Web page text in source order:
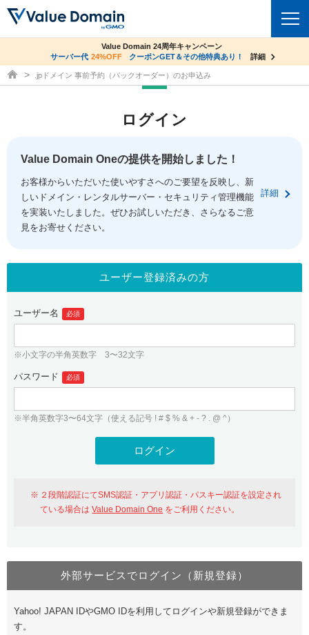
ドメイントップ
ドメイン移管
ドメイン価格一覧
ドメイン一括検索
.jpドメインオークション
gTLDオークション NEW!
.jpドメインバックオーダー
プレミアムドメイン
人気ドメインの種類
WHOIS検索
コアサーバー
バリューサーバー
XREA
セキュリティトップ
Value Domain ネットde診断
SSL証明書
サービストップ
お得意様割引
紹介制度
バリュードメインAPI
ドメイン・ホスティングOEM
facebook
ログイン
従来のバリュードメインをご利用希望の方
Value Domainにログイン
おすすめ One レンタルサーバーを含む最新の機能を使う方
Value Domain Oneにログイン
ユーザー登録
Value Domain Oneアカウント作成
co.jpドメイン✕コアサーバーV2ビジネス応援キャンペーン
サーバー料金1年間無料
詳細
Value Domain 24周年キャンペーン
サーバー代 24%OFF クーポンGET＆その他特典あり！ 詳細
ドメイン取得ならバリュードメイン
.jpドメイン 事前予約（バックオーダー）のお申込み
ログイン
Value Domain Oneの提供を開始しました！
お客様からいただいた使いやすさへのご要望を反映し、新
しいドメイン・レンタルサーバー・セキュリティ管理機能
を実装いたしました。ぜひお試しいただき、さらなるご意
見をお寄せください。
詳細
ユーザー登録済みの方
ユーザー名 必須
※小文字の半角英数字 3〜32文字
パスワード 必須
※半角英数字3〜64文字（使える記号 ! # $ % & + - ? . @ ^）
２段階認証にてSMS認証・アプリ認証・パスキー認証を設定され
ている場合はValue Domain One をご利用ください。
外部サービスでログイン（新規登録）
Yahoo! JAPAN IDやGMO IDを利用してログインや新規登録ができま
す。